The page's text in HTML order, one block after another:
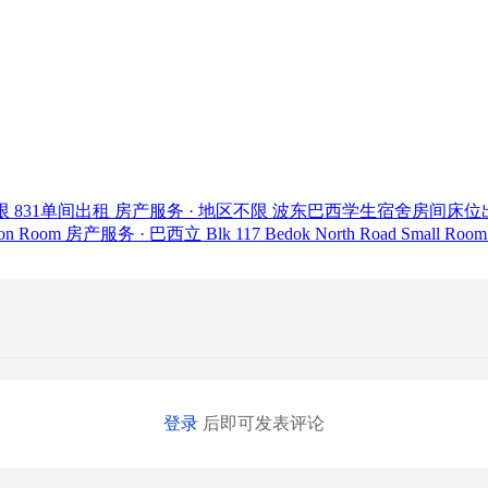
831单间出租 房产服务 · 地区不限 波东巴西学生宿舍房间床位
Room 房产服务 · 巴西立 Blk 117 Bedok North Road Small Room
登录 后即可发表评论